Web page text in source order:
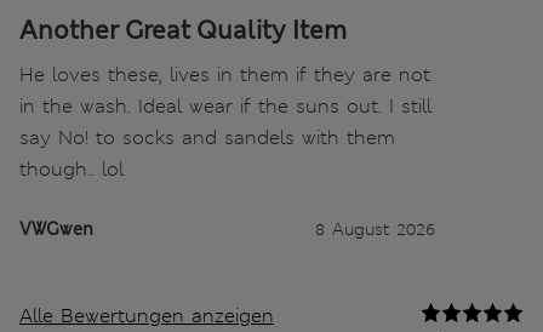
Another Great Quality Item
He loves these, lives in them if they are not
in the wash. Ideal wear if the suns out. I still
say No! to socks and sandels with them
though.. lol
VWGwen 8 August 2026
Alle Bewertungen anzeigen